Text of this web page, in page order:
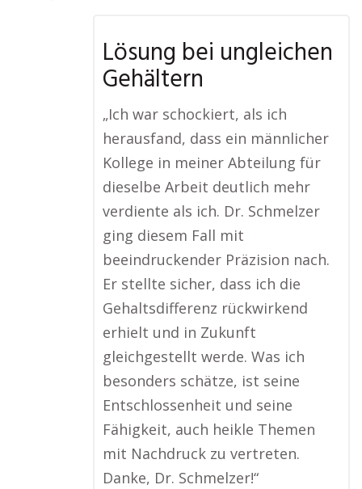
Lösung bei ungleichen
Gehältern
„Ich war schockiert, als ich
herausfand, dass ein männlicher
Kollege in meiner Abteilung für
dieselbe Arbeit deutlich mehr
verdiente als ich. Dr. Schmelzer
ging diesem Fall mit
beeindruckender Präzision nach.
Er stellte sicher, dass ich die
Gehaltsdifferenz rückwirkend
erhielt und in Zukunft
gleichgestellt werde. Was ich
besonders schätze, ist seine
Entschlossenheit und seine
Fähigkeit, auch heikle Themen
mit Nachdruck zu vertreten.
Danke, Dr. Schmelzer!“